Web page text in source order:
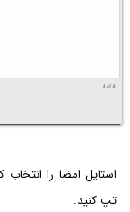
تپ کنید.